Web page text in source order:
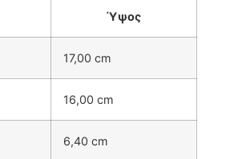
Ύψος
17,00 cm
16,00 cm
6,40 cm